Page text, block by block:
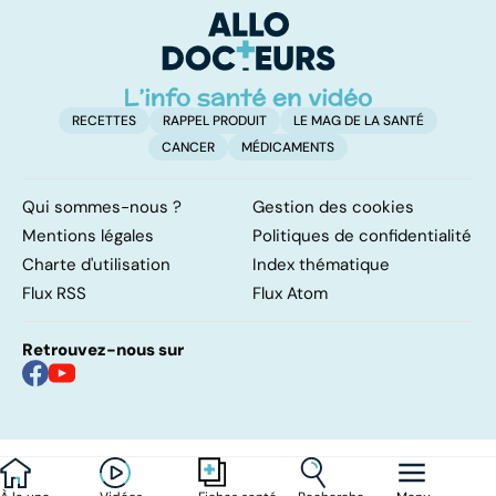
RECETTES RAPPEL PRODUIT
LE MAG DE LA SANTÉ
CANCER
MÉDICAMENTS
Qui sommes-nous ?
Gestion des cookies
Mentions légales
Politiques de confidentialité
Charte d'utilisation
Index thématique
Flux RSS
Flux Atom
Retrouvez-nous sur